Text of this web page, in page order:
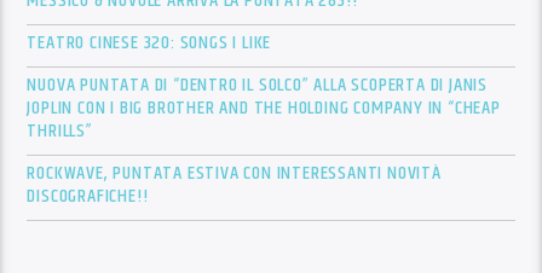
TEATRO CINESE 320: SONGS I LIKE
NUOVA PUNTATA DI “DENTRO IL SOLCO” ALLA SCOPERTA DI JANIS
JOPLIN CON I BIG BROTHER AND THE HOLDING COMPANY IN “CHEAP
THRILLS”
ROCKWAVE, PUNTATA ESTIVA CON INTERESSANTI NOVITÀ
DISCOGRAFICHE!!